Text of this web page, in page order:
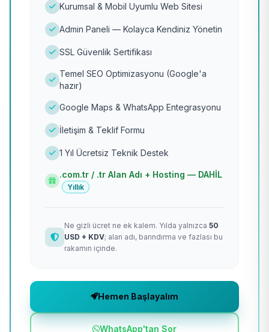
Kurumsal & Mobil Uyumlu Web Sitesi
Admin Paneli — Kolayca Kendiniz Yönetin
SSL Güvenlik Sertifikası
Temel SEO Optimizasyonu (Google'a
hazır)
Google Maps & WhatsApp Entegrasyonu
İletişim & Teklif Formu
1 Yıl Ücretsiz Teknik Destek
.com.tr / .tr Alan Adı + Hosting — DAHİL
Yıllık
Ne gizli ücret ne ek kalem. Yılda yalnızca 50
USD + KDV; alan adı, barındırma ve fazlası bu
rakamın içinde.
Hemen Başlayalım
WhatsApp'tan Sor